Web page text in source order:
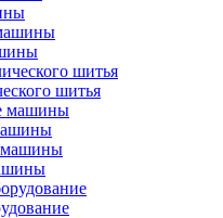
шитья